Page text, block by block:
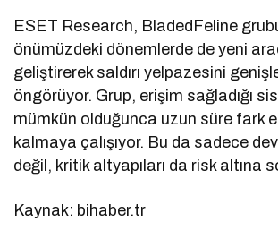
ESET Research, BladedFeline
önümüzdeki dönemlerde de yeni
geliştirerek saldırı yelpazesini
öngörüyor. Grup, erişim sağladığı
mümkün olduğunca uzun süre fark
kalmaya çalışıyor. Bu da sadece
değil, kritik altyapıları da risk altına
Kaynak: bihaber.tr